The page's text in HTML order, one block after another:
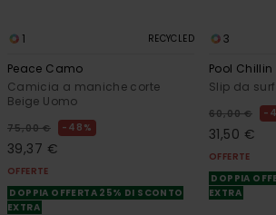
1 RECYCLED
Peace Camo
Camicia a maniche corte
Beige Uomo
75,00 € 48%
39,37 €
OFFERTE
DOPPIA OFFERTA 25% DI SCONTO
EXTRA
3
Pool Chillin
Slip da
60,00 €
31,50 €
OFFERTE
DOPPIA
EXTRA